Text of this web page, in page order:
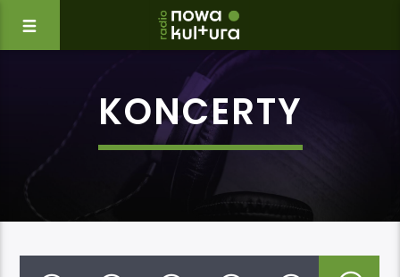
KONCERTY